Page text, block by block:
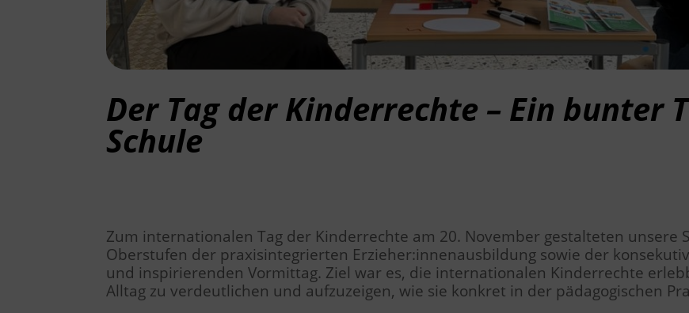
Der Tag der Kinderrechte – Ein bunter
Schule
Zum internationalen Tag der Kinderrechte am 20. November gestalteten
Oberstufen der praxisintegrierten Erzieher:innenausbildung sowie der
und inspirierenden Vormittag. Ziel war es, die internationalen Kinderrechte
Alltag zu verdeutlichen und aufzuzeigen, wie sie konkret in der pädagogischen